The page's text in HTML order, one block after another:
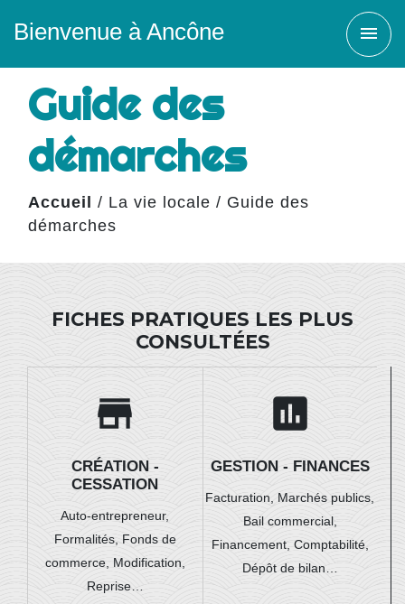
Bienvenue à Ancône menu
Guide des
démarches
Accueil / La vie locale / Guide des
démarches
FICHES PRATIQUES LES PLUS
CONSULTÉES
store
CRÉATION -
CESSATION
Auto-entrepreneur,
Formalités, Fonds de
commerce, Modification,
Reprise…
assessment
GESTION - FINANCES
Facturation, Marchés publics,
Bail commercial,
Financement, Comptabilité,
Dépôt de bilan…